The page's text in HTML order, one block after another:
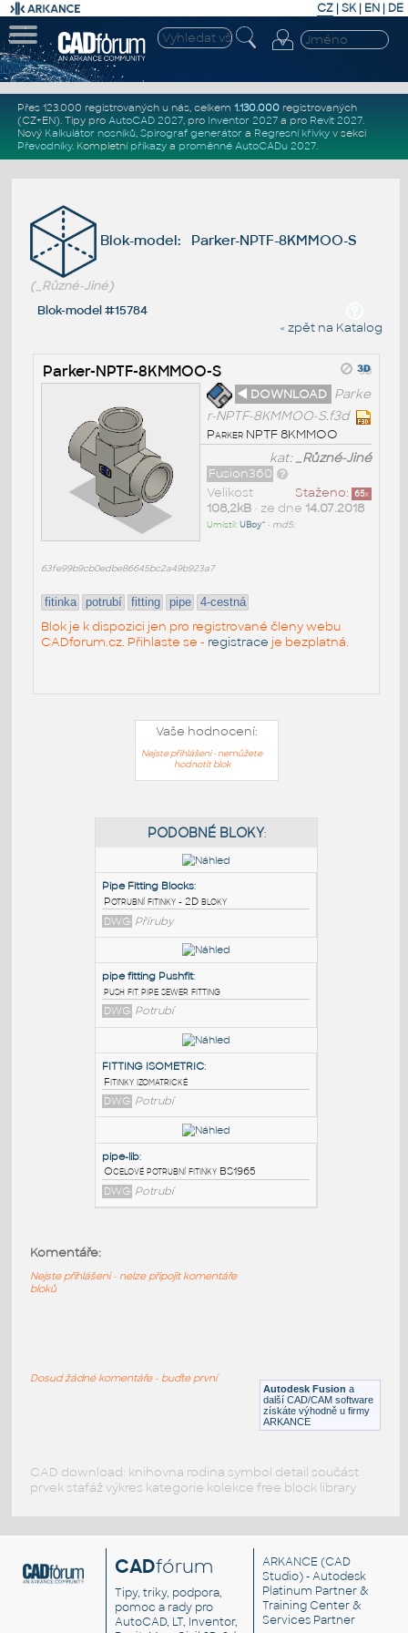
CZ | SK| EN | DE
Přes 123.000 registrovaných u nás, celkem 1.130.000registrovaných
(CZ+EN). Tipy pro AutoCAD 2027, pro Inventor 2027a pro Revit 2027.
Nový Kalkulátor nosníků, Spirograf generátor a Regresní křivkyv sekci
Převodníky. Kompletní příkazya proměnné AutoCADu 2027.
Blok-model: Parker-NPTF-8KMMOO-S
(_Různé-Jiné)
Blok-model #15784
« zpět na Katalog
Parker-NPTF-8KMMOO-S
◄ DOWNLOAD Parke
r-NPTF-8KMMOO-S.f3d
Parker NPTF 8KMMOO
kat:_Různé-Jiné
Fusion360
Staženo: 65x
Velikost
108,2kB• ze dne 14.07.2018
Umístil:UBoy^ • md5:
63fe99b9cb0edbe86645bc2a49b923a7
fitinka potrubí fitting pipe 4-cestná
Blok je k dispozici jen pro registrované členy webu
CADforum.cz. Přihlaste se - registrace je bezplatná.
Vaše hodnocení:
Nejste přihlášeni - nemůžete
hodnotit blok
PODOBNÉ BLOKY
Pipe Fitting Blocks:
Potrubní fitinky - 2D bloky
DWG Příruby
pipe fitting Pushfit:
push fit pipe sewer fitting
DWG Potrubí
Fitinky izomatrické
Ocelové potrubní fitinky BS1965
Autodesk Fusion a
další CAD/CAM software
získáte výhodně u firmy
ARKANCE
Komentáře:
Nejste přihlášeni - nelze připojit komentáře
bloků
Dosud žádné komentáře - buďte první
CAD download: knihovna rodina symbol detail součást
prvek stafáž výkres kategorie kolekce free block library
CADfórum
Tipy, triky, podpora,
pomoc a rady pro
AutoCAD, LT, Inventor,
ARKANCE (CAD
Studio) - Autodesk
Platinum Partner &
Training Center &
Services Partner